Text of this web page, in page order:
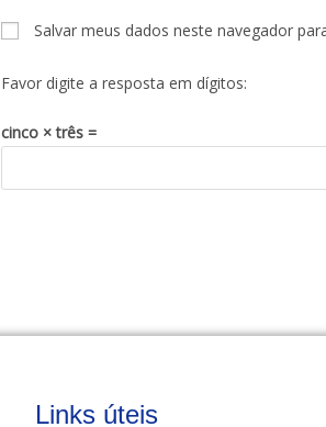
Salvar meus dados neste navegador
Favor digite a resposta em dígitos:
cinco × três =
Links úteis